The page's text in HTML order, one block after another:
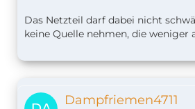
Das Netzteil darf dabei nicht
keine Quelle nehmen, die weniger
Dampfriemen4711